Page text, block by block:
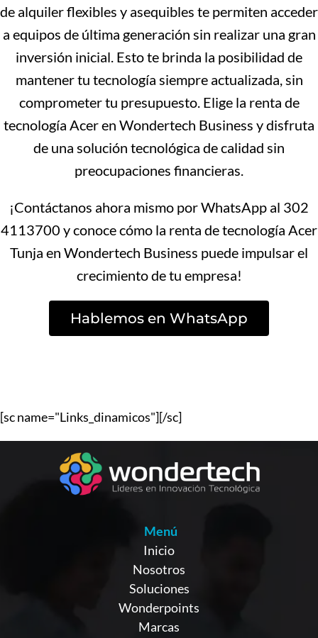
de alquiler flexibles y asequibles te permiten acceder
a equipos de última generación sin realizar una gran
inversión inicial. Esto te brinda la posibilidad de
mantener tu tecnología siempre actualizada, sin
comprometer tu presupuesto. Elige la renta de
tecnología Acer en Wondertech Business y disfruta
de una solución tecnológica de calidad sin
preocupaciones financieras.
¡Contáctanos ahora mismo por WhatsApp al 302
4113700 y conoce cómo la renta de tecnología Acer
Tunja en Wondertech Business puede impulsar el
crecimiento de tu empresa!
Hablemos en WhatsApp
[sc name="Links_dinamicos"][/sc]
Menú
Inicio
Nosotros
Soluciones
Wonderpoints
Marcas